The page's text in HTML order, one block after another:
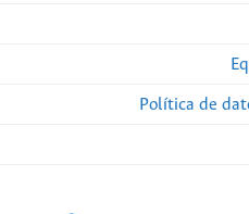
Política de